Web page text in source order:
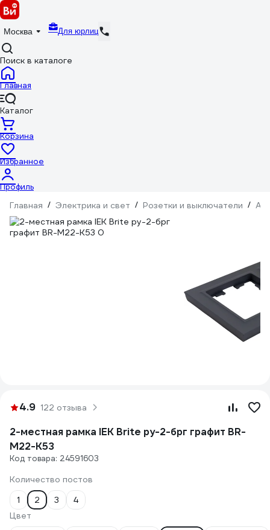
Москва Для юрлиц
Поиск в каталоге
Главная
Каталог
Корзина
Избранное
Профиль
Главная / Электрика и свет / Розетки и выключатели /
4.9 122 отзыва
2-местная рамка IEK Brite ру-2-брг графит BR-
M22-K53
Код товара: 24591603
Количество постов
1
2 3
4
Цвет